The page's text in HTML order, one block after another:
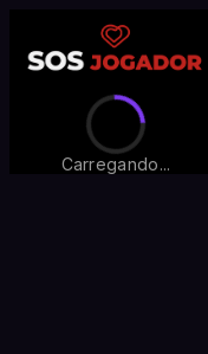
Carregando...